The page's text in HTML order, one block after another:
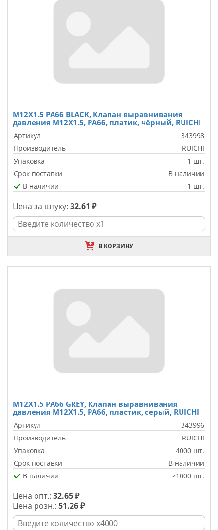
M12X1.5 PA66 BLACK, Клапан выравнивания
давления M12X1.5, PA66, платик, чёрный, RUICHI
Артикул
343998
Производитель
RUICHI
Упаковка
1 шт.
Срок поставки
В наличии
В наличии
1 шт.
Цена за штуку: 32.61 ₽
В КОРЗИНУ
M12X1.5 PA66 GREY, Клапан выравнивания
давления M12X1.5, PA66, плаcтик, серый, RUICHI
Артикул
343996
Производитель
RUICHI
Упаковка
4000 шт.
Срок поставки
В наличии
В наличии
>1000 шт.
Цена опт.: 32.65 ₽
Цена розн.: 51.26 ₽